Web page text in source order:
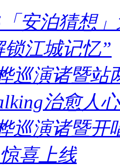
安泊猜想
江城记忆”
巡演诸暨站
治愈人心
巡演诸暨开
喜上线